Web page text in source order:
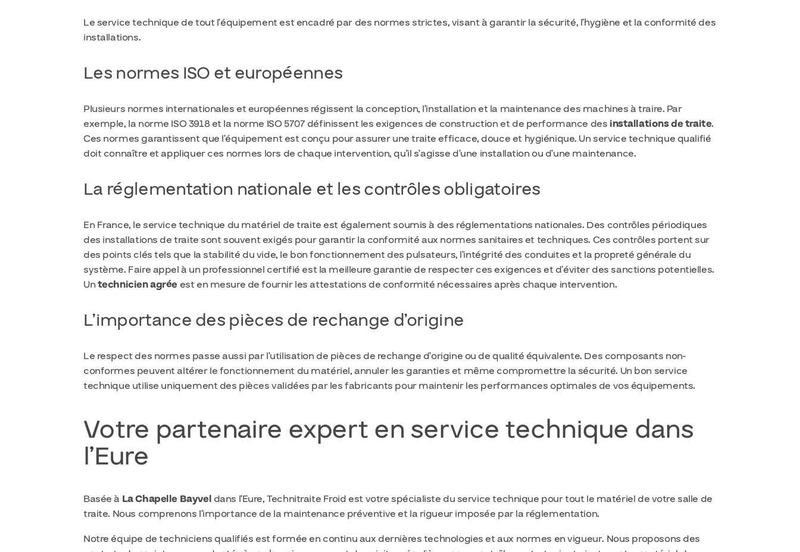
Le service technique de tout l’équipement est encadré par des normes strictes, visant à garantir la sécurité, l’hygiène et la conformité des
installations.
Les normes ISO et européennes
Plusieurs normes internationales et européennes régissent la conception, l’installation et la maintenance des machines à traire. Par
exemple, la norme ISO 3918 et la norme ISO 5707 définissent les exigences de construction et de performance des installations de traite.
Ces normes garantissent que l’équipement est conçu pour assurer une traite efficace, douce et hygiénique. Un service technique qualifié
doit connaître et appliquer ces normes lors de chaque intervention, qu’il s’agisse d’une installation ou d’une maintenance.
La réglementation nationale et les contrôles obligatoires
En France, le service technique du matériel de traite est également soumis à des réglementations nationales. Des contrôles périodiques
des installations de traite sont souvent exigés pour garantir la conformité aux normes sanitaires et techniques. Ces contrôles portent sur
des points clés tels que la stabilité du vide, le bon fonctionnement des pulsateurs, l’intégrité des conduites et la propreté générale du
système. Faire appel à un professionnel certifié est la meilleure garantie de respecter ces exigences et d’éviter des sanctions potentielles.
Untechnicien agrée est en mesure de fournir les attestations de conformité nécessaires après chaque intervention.
L’importance des pièces de rechange d’origine
Le respect des normes passe aussi par l’utilisation de pièces de rechange d’origine ou de qualité équivalente. Des composants non-
conformes peuvent altérer le fonctionnement du matériel, annuler les garanties et même compromettre la sécurité. Un bon service
technique utilise uniquement des pièces validées par les fabricants pour maintenir les performances optimales de vos équipements.
Votre partenaire expert en service technique dans
l’Eure
Basée à La Chapelle Bayvel dans l’Eure, Technitraite Froid est votre spécialiste du service technique pour tout le matériel de votre salle de
traite. Nous comprenons l’importance de la maintenance préventive et la rigueur imposée par la réglementation.
Notre équipe de techniciens qualifiés est formée en continu aux dernières technologies et aux normes en vigueur. Nous proposons des